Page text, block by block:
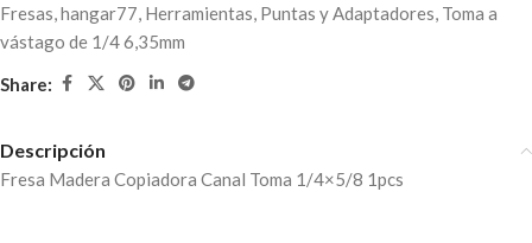
Fresas,hangar77, Herramientas, Puntas y Adaptadores, Toma a
vástago de 1/4 6,35mm
Share:
Descripción
Fresa Madera Copiadora Canal Toma 1/4×5/8 1pcs